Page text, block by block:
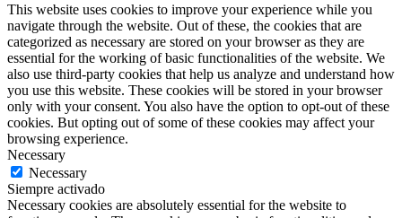
This website uses cookies to improve your experience while you
navigate through the website. Out of these, the cookies that are
categorized as necessary are stored on your browser as they are
essential for the working of basic functionalities of the website. We
also use third-party cookies that help us analyze and understand how
you use this website. These cookies will be stored in your browser
only with your consent. You also have the option to opt-out of these
cookies. But opting out of some of these cookies may affect your
browsing experience.
Necessary
Necessary
Siempre activado
Necessary cookies are absolutely essential for the website to